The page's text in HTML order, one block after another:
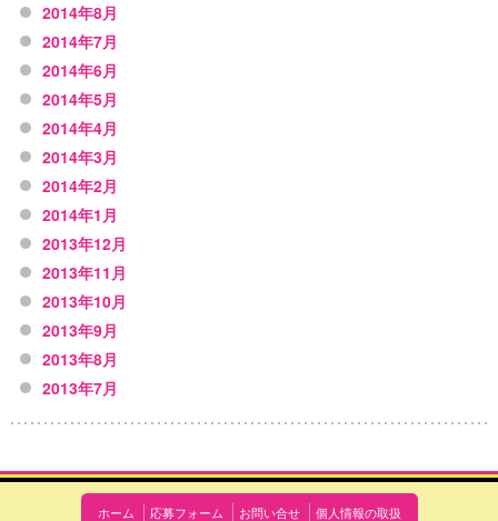
2014年8月
2014年7月
2014年6月
2014年5月
2014年4月
2014年3月
2014年2月
2014年1月
2013年12月
2013年11月
2013年10月
2013年9月
2013年8月
2013年7月
ホーム 応募フォーム お問い合せ 個人情報の取扱